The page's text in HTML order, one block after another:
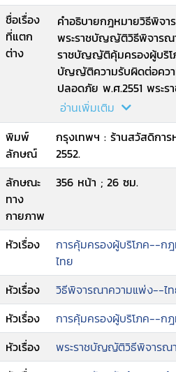
ชื่อเรื่อง
ที่แตก
ต่าง
คำอธิบายกฎหมายวิธีพิจ
พระราชบัญญัติวิธีพิจารณ
ราชบัญญัติคุ้มครองผู้บริโ
บัญญัติความรับผิดต่อควา
ปลอดภัย พ.ศ.2551 พระ
แบบตรง พ.ศ. 2545 พร
ที่ไม่เป็นธรรม พ.ศ. 2540
ฎีกาว่าด้วยการดำเนินกระ
หน้าที่ของเจ้าหนักงานคดีผู้
คณะกรรมการข้าราชการ
เจ้าพนักงานคดีพ.ศ. 2551
อ่านเพิ่มเติม
พิมพ์
ลักษณ์
กรุงเทพฯ : ร้านสวัสดิกา
2552.
ลักษณะ
ทาง
กายภาพ
356 หน้า ; 26 ซม.
หัวเรื่อง
การคุ้มครองผู้บริโภค--กฎ
ไทย
หัวเรื่อง
วิธีพิจารณาความแพ่ง--ไ
หัวเรื่อง
การคุ้มครองผู้บริโภค--กฎ
หัวเรื่อง
พระราชบัญญัติวิธีพิจารณ